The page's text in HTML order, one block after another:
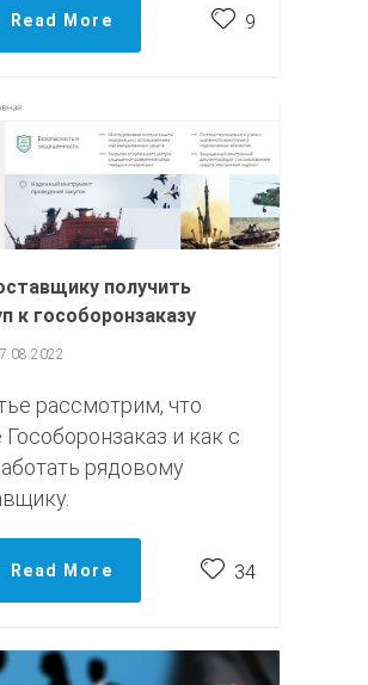
Read More 9
получить
к гособоронзаказу
рассмотрим, что
Гособоронзаказ и как с
рядовому
Read More 34